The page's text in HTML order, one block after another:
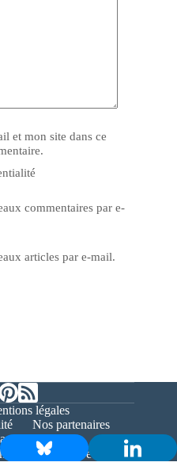
et mon site dans ce
commentaires par e-
articles par e-mail.
légales
Nos partenaires
Journal Web